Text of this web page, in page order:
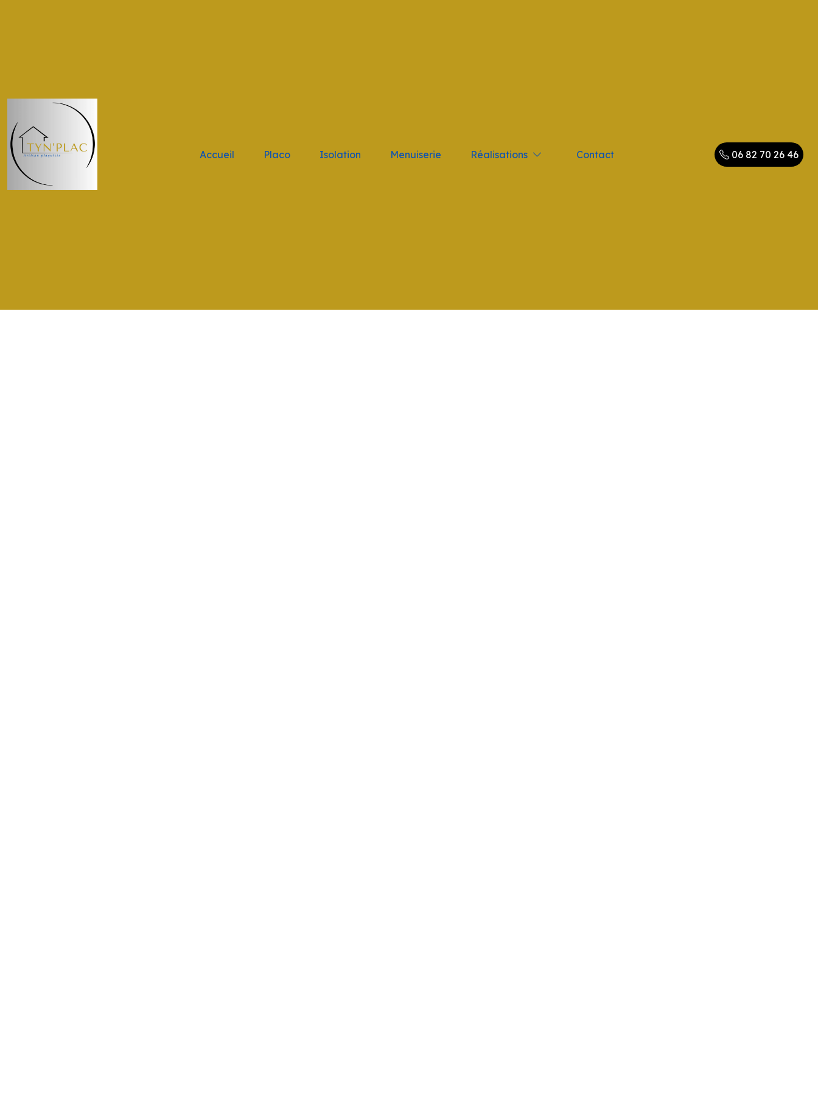
Accueil Placo Isolation Menuiserie Réalisations Contact 06 82 70 26 46